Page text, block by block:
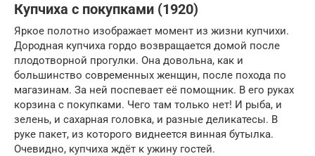
Купчиха с покупками (1920)
Яркое полотно изображает момент из жизни купчихи.
Дородная купчиха гордо возвращается домой после
плодотворной прогулки. Она довольна, как и
большинство современных женщин, после похода по
магазинам. За ней поспевает её помощник. В его руках
корзина с покупками. Чего там только нет! И рыба, и
зелень, и сахарная головка, и разные деликатесы. В
руке пакет, из которого виднеется винная бутылка.
Очевидно, купчиха ждёт к ужину гостей.